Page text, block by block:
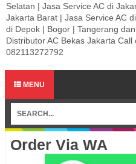
Selatan | Jasa Service AC di
Jakarta Barat | Jasa Service AC
di Depok | Bogor | Tangerang
Distributor AC Bekas Jakarta
082113272792
MENU
Order Via WA